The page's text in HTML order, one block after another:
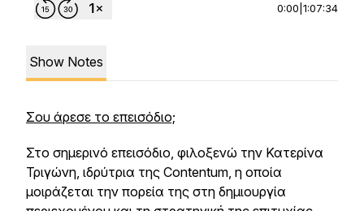
0:00 1:07:34
Show Notes
Σου άρεσε το επεισόδιο;
Στο σημερινό επεισόδιο, φιλοξενώ την Κατερίνα
Τριγώνη, ιδρύτρια της Contentum, η οποία
μοιράζεται την πορεία της στη δημιουργία